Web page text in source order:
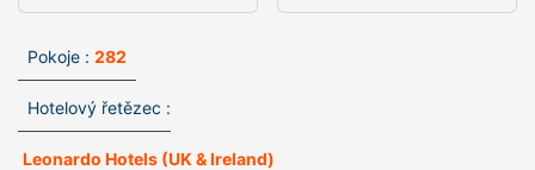
Pokoje : 282
Hotelový řetězec :
Leonardo Hotels (UK & Ireland)